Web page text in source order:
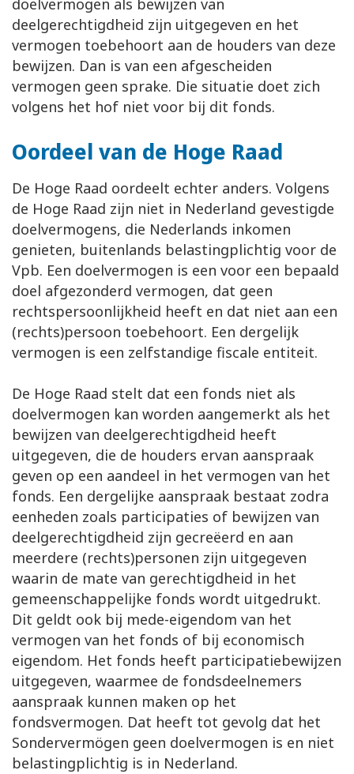
doelvermogen als bewijzen van
deelgerechtigdheid zijn uitgegeven en het
vermogen toebehoort aan de houders van deze
bewijzen. Dan is van een afgescheiden
vermogen geen sprake. Die situatie doet zich
volgens het hof niet voor bij dit fonds.
Oordeel van de Hoge Raad
De Hoge Raad oordeelt echter anders. Volgens
de Hoge Raad zijn niet in Nederland gevestigde
doelvermogens, die Nederlands inkomen
genieten, buitenlands belastingplichtig voor de
Vpb. Een doelvermogen is een voor een bepaald
doel afgezonderd vermogen, dat geen
rechtspersoonlijkheid heeft en dat niet aan een
(rechts)persoon toebehoort. Een dergelijk
vermogen is een zelfstandige fiscale entiteit.
De Hoge Raad stelt dat een fonds niet als
doelvermogen kan worden aangemerkt als het
bewijzen van deelgerechtigdheid heeft
uitgegeven, die de houders ervan aanspraak
geven op een aandeel in het vermogen van het
fonds. Een dergelijke aanspraak bestaat zodra
eenheden zoals participaties of bewijzen van
deelgerechtigdheid zijn gecreëerd en aan
meerdere (rechts)personen zijn uitgegeven
waarin de mate van gerechtigdheid in het
gemeenschappelijke fonds wordt uitgedrukt.
Dit geldt ook bij mede-eigendom van het
vermogen van het fonds of bij economisch
eigendom. Het fonds heeft participatiebewijzen
uitgegeven, waarmee de fondsdeelnemers
aanspraak kunnen maken op het
fondsvermogen. Dat heeft tot gevolg dat het
Sondervermögen geen doelvermogen is en niet
belastingplichtig is in Nederland.